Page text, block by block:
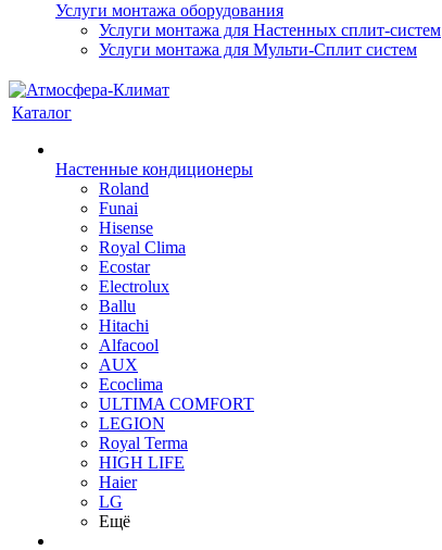
Услуги монтажа оборудования
Услуги монтажа для Настенных сплит-систем
Услуги монтажа для Мульти-Сплит систем
Каталог
Настенные кондиционеры
Roland
Funai
Hisense
Royal Clima
Ecostar
Electrolux
Ballu
Hitachi
Alfacool
AUX
Ecoclima
ULTIMA COMFORT
LEGION
Royal Terma
HIGH LIFE
Haier
LG
Ещё